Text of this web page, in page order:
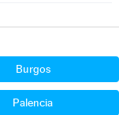
Burgos
Palencia